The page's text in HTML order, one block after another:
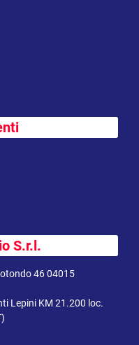
S.r.l.
46 04015
Lepini KM 21.200 loc.